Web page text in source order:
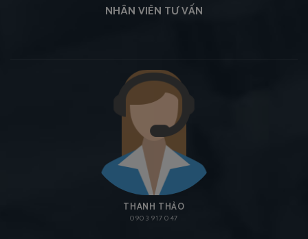
NHÂN VIÊN TƯ VẤN
THANH THẢO
0903 917 047